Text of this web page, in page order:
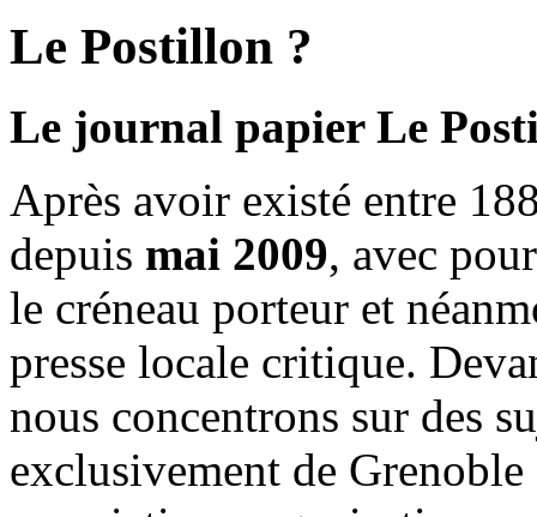
Le Postillon ?
Le journal papier Le
Après avoir existé entre
depuis mai 2009, avec
le créneau porteur et
presse locale critique.
nous concentrons sur des
exclusivement de